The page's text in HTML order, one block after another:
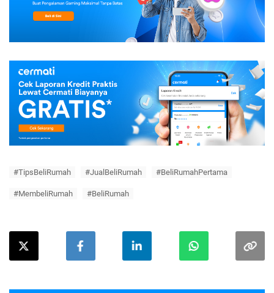
#TipsBeliRumah #JualBeliRumah #BeliRumahPertama
#MembeliRumah #BeliRumah